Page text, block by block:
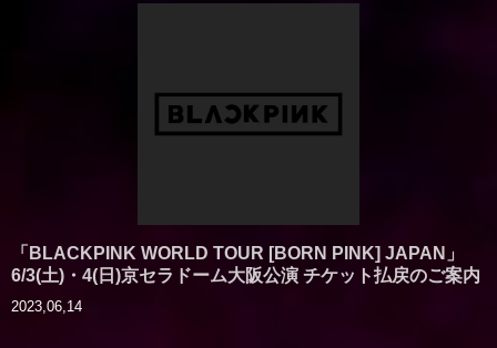
「BLACKPINK WORLD TOUR [BORN PINK] JAPAN」
6/3(土)・4(日)京セラドーム大阪公演 チケット払戻のご案内
2023,06,14